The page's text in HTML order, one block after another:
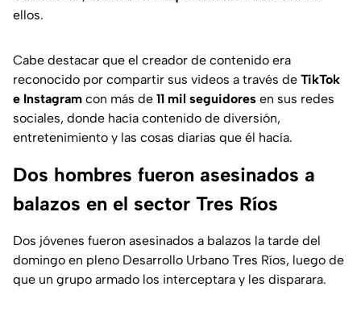
ellos.
Cabe destacar que el creador de contenido era
reconocido por compartir sus videos a través de TikTok
e Instagram con más de 11 mil seguidores en sus redes
sociales, donde hacía contenido de diversión,
entretenimiento y las cosas diarias que él hacía.
Dos hombres fueron asesinados a
balazos en el sector Tres Ríos
Dos jóvenes fueron asesinados a balazos la tarde del
domingo en pleno Desarrollo Urbano Tres Ríos, luego de
que un grupo armado los interceptara y les disparara.